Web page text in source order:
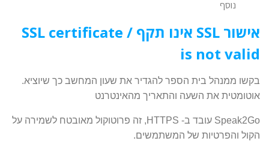
נוסף
אישור SSL אינו תקף / SSL certificate
is not valid
.בקשו ממנהל בית הספר להגדיר את שעון המחשב כך שיוציא
אוטומטית את השעה והתאריך מהאינטרנט
Speak2Go עובד ב- HTTPS, זה פרוטוקול מאובטח לשמירה על
הקול והפרטיות של המשתמשים.